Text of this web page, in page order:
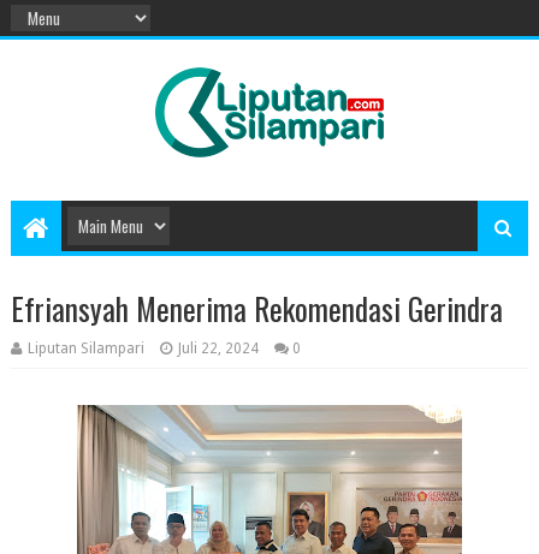
Efriansyah Menerima Rekomendasi Gerindra
Liputan Silampari Juli 22, 2024 0